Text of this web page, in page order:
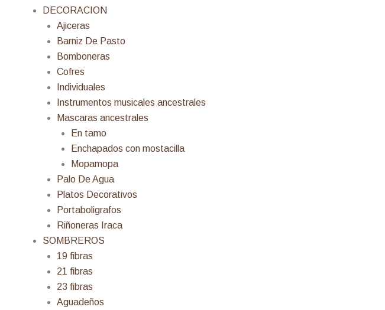
DECORACION
Ajiceras
Barniz De Pasto
Bomboneras
Cofres
Individuales
Instrumentos musicales ancestrales
Mascaras ancestrales
En tamo
Enchapados con mostacilla
Mopamopa
Palo De Agua
Platos Decorativos
Portaboligrafos
Riñoneras Iraca
SOMBREROS
19 fibras
21 fibras
23 fibras
Aguadeños